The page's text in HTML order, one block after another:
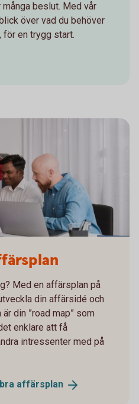
beslut. Med vår
över vad du behöver
för en trygg start.
Med en affärsplan på
din affärsidé och
din ”road map” som
enklare att få
intressenter med på
affärsplan